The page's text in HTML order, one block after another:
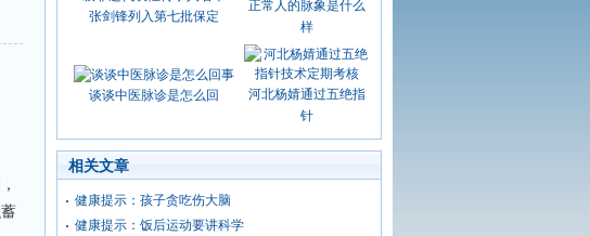
张剑锋列入第七批保定
正常人的脉象是什么
样
谈谈中医脉诊是怎么回
河北杨婧通过五绝指
针
相关文章
健康提示：孩子贪吃伤大脑
健康提示：饭后运动要讲科学